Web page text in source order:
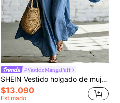
#VestidoMangaPuff
SHEIN Vestido holgado de mujer con tela suave y texturizada con caída, vestido de cuello cuadrado y mangas cortas abullonadas, vestido de vacaciones de verano, vestido holgado con cintura con lazo, vestido de playa, vestido casual de mujer, ropa de verano para mujer, ropa casual de mujer, atuendo de vacaciones de verano
$13.090
Estimado